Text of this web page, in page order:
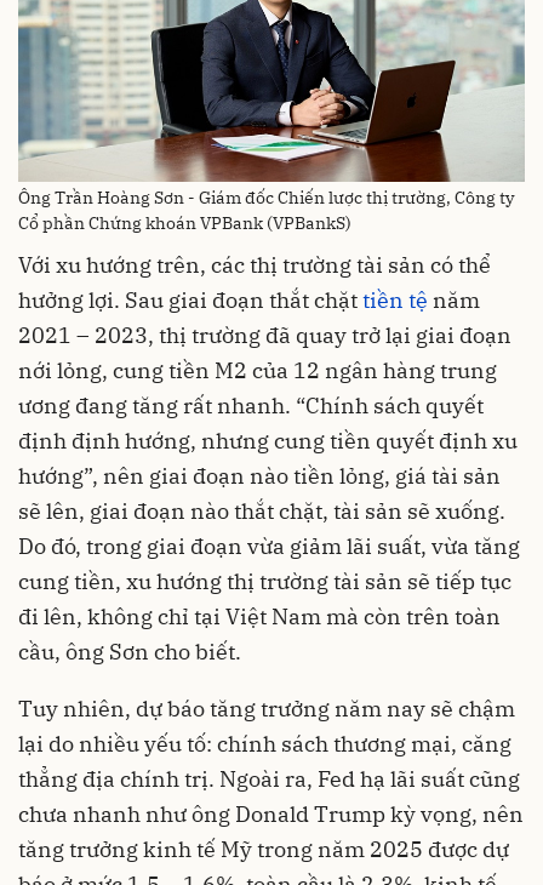
Ông Trần Hoàng Sơn - Giám đốc Chiến lược thị trường, Công ty
Cổ phần Chứng khoán VPBank (VPBankS)
Với xu hướng trên, các thị trường tài sản có thể
hưởng lợi. Sau giai đoạn thắt chặttiền tệ năm
2021 – 2023, thị trường đã quay trở lại giai đoạn
nới lỏng, cung tiền M2 của 12 ngân hàng trung
ương đang tăng rất nhanh. “Chính sách quyết
định định hướng, nhưng cung tiền quyết định xu
hướng”, nên giai đoạn nào tiền lỏng, giá tài sản
sẽ lên, giai đoạn nào thắt chặt, tài sản sẽ xuống.
Do đó, trong giai đoạn vừa giảm lãi suất, vừa tăng
cung tiền, xu hướng thị trường tài sản sẽ tiếp tục
đi lên, không chỉ tại Việt Nam mà còn trên toàn
cầu, ông Sơn cho biết.
Tuy nhiên, dự báo tăng trưởng năm nay sẽ chậm
lại do nhiều yếu tố: chính sách thương mại, căng
thẳng địa chính trị. Ngoài ra, Fed hạ lãi suất cũng
chưa nhanh như ông Donald Trump kỳ vọng, nên
tăng trưởng kinh tế Mỹ trong năm 2025 được dự